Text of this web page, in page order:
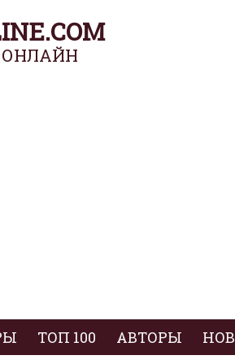
ОНЛАЙН
ТОП 100 АВТОРЫ